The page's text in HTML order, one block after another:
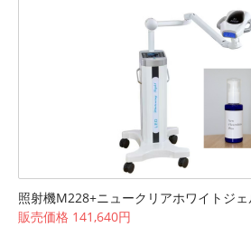
照射機M228+ニュークリアホワイトジ
販売価格 141,640円